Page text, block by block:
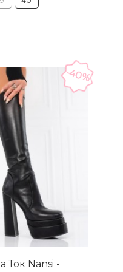
-40%
Ток Nansi -